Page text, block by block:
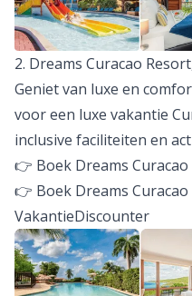
2. Dreams Curacao Resort,
Geniet van luxe en
voor een luxe vakantie
inclusive faciliteiten en
👉 Boek Dreams
👉 Boek Dreams Curacao
VakantieDiscounter